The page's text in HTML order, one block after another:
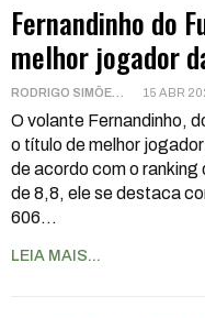
Fernandinho do
melhor jogador
15 ABR
O volante Fernandinho,
o título de melhor
de acordo com o
de 8,8, ele se destaca
606…
LEIA MAIS...